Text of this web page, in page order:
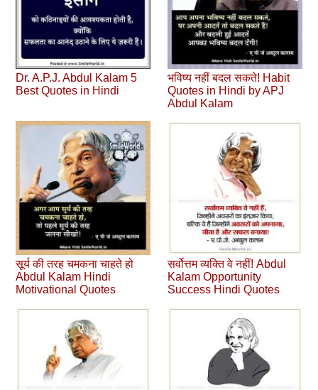
Dr. A.P.J. Abdul Kalam 5
Best Quotes in Hindi
भविष्‍य नहीं बदल सकते! Habit
Quotes in Hindi by APJ
Abdul Kalam
सूर्य की तरह चमकना चाहते हो
Abdul Kalam Hindi
Motivational Quotes
सर्वोत्तम व्‍यक्ति वे नहीं! Abdul
Kalam Opportunity
Success Hindi Quotes